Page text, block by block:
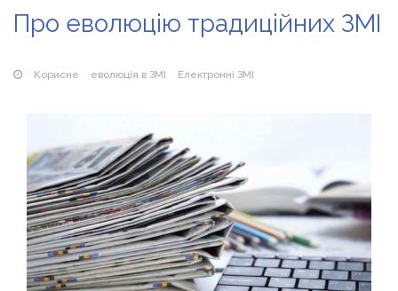
Про еволюцію традиційних ЗМІ
Корисне еволюція в ЗМІ Електронні ЗМІ